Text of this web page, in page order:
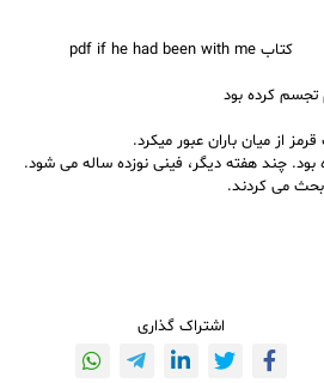
کتاب pdf if he had been with me
تجسم کرده بود
از میان باران عبور میکرد.
چند هفته دیگر، فینی نوزده ساله می شود.
می کردند.
اشتراک گذاری